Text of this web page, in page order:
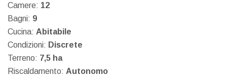
Camere: 12
Bagni: 9
Cucina: Abitabile
Condizioni: Discrete
Terreno: 7,5 ha
Riscaldamento: Autonomo